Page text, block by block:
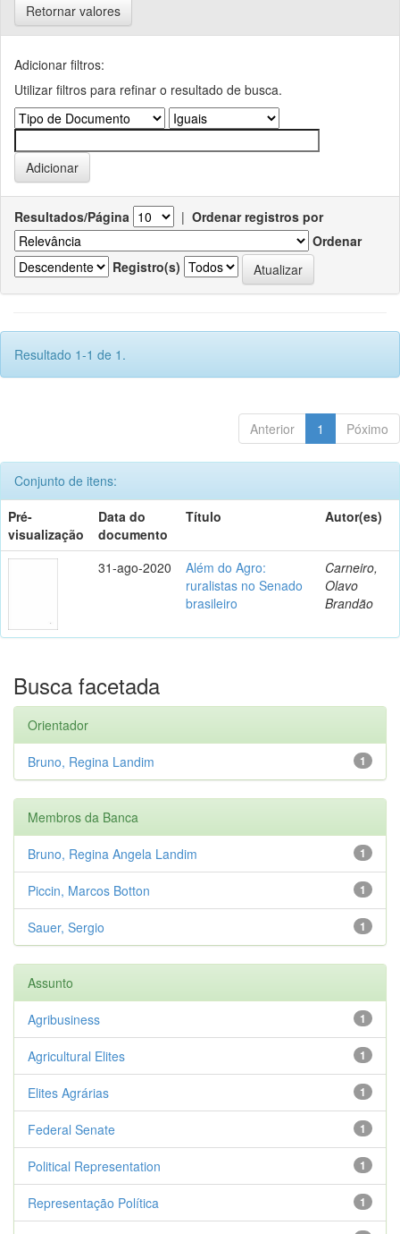
Retornar valores
Adicionar filtros:
Utilizar filtros para refinar o resultado de busca.
Resultados/Página | Ordenar registros por
Ordenar
Registro(s)
Resultado 1-1 de 1.
Anterior 1 Póximo
Conjunto de itens:
Pré-
visualização
Data do
documento
Título Autor(es)
31-ago-2020
Além do Agro:
ruralistas no Senado
brasileiro
Carneiro,
Olavo
Brandão
Busca facetada
Orientador
1
Bruno, Regina Landim
Membros da Banca
1
Bruno, Regina Angela Landim
1
Piccin, Marcos Botton
1
Sauer, Sergio
Assunto
1
Agribusiness
1
Agricultural Elites
1
Elites Agrárias
1
Federal Senate
1
Political Representation
1
Representação Política